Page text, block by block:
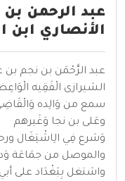
عبد الرحمن
الأنصاري ابن
عبد الرَّحْمَن بن نجم بن
الشيرازى الْفَقِيه
سمع من وَالِده
وعَلى بن نجا وَغَيرهم
وَشرع فِي الِاشْتِغَال
والموصل من جمَاعَة
واشتغل بِبَغْدَاد على